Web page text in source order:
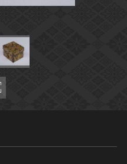
お知らせ一覧
このサイトについて
関連サイトリンク
サイトマップ
サイトのご意見はこちら